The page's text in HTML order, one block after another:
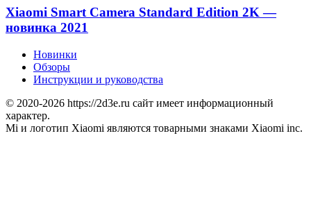
Xiaomi Smart Camera Standard Edition 2K —
новинка 2021
Новинки
Обзоры
Инструкции и руководства
© 2020-2026 https://2d3e.ru сайт имеет информационный
характер.
Mi и логотип Xiaomi являются товарными знаками Xiaomi inc.